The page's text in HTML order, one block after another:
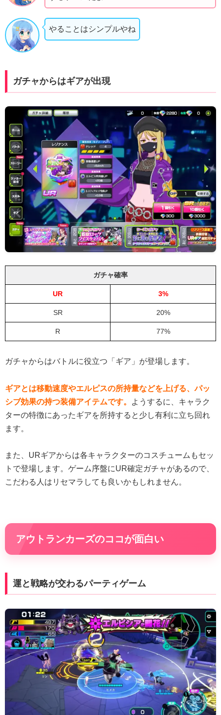
やることはシンプルやね
ガチャからはギアが出現
ガチャ確率
UR 3%
SR 20%
R 77%
ガチャからはバトルに役立つ「ギア」が登場します。
ギアとは移動速度やエルピスの所持量などを上げる、パッ
シブ効果の持つ装備アイテムです。
ようするに、キャラク
ターの特徴にあったギアを所持すると少し有利に立ち回れ
ます。
また、URギアからは各キャラクターのコスチュームもセッ
トで登場します。ゲーム序盤にUR確定ガチャがあるので、
こだわる人はリセマラしても良いかもしれません。
アウトランカーズのココが面白い
運と戦略が交わるパーティゲーム